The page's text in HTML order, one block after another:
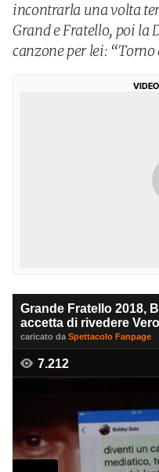
incontrarla una volta
Grand e Fratello, poi la
canzone per lei: “Torno